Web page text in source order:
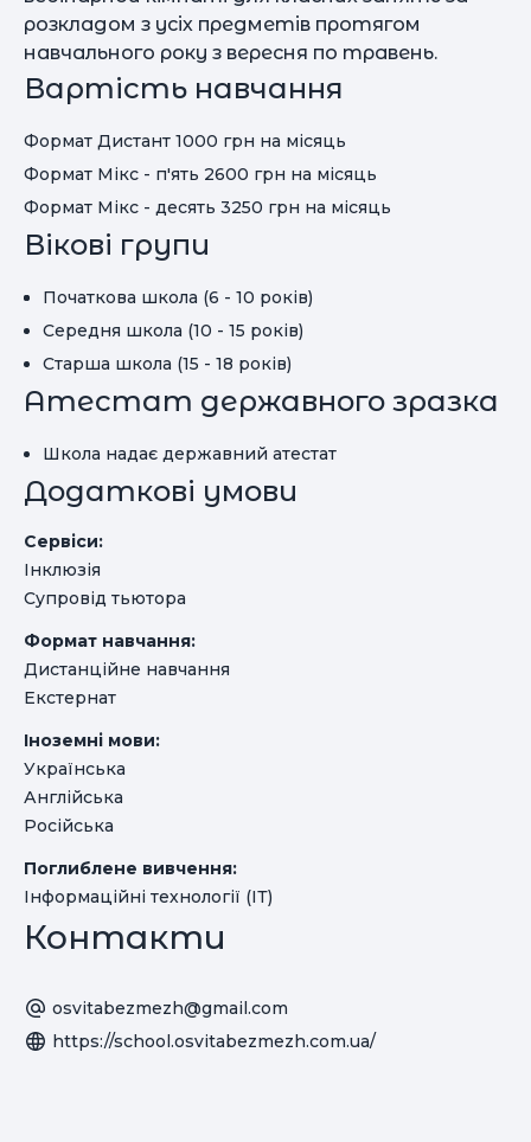
розкладом з усіх предметів протягом
навчального року з вересня по травень.
Вартість навчання
Формат Дистант 1000 грн на місяць
Формат Мікс - п'ять 2600 грн на місяць
Формат Мікс - десять 3250 грн на місяць
Вікові групи
Початкова школа (6 - 10 років)
Середня школа (10 - 15 років)
Старша школа (15 - 18 років)
Атестат державного зразка
Школа надає державний атестат
Додаткові умови
Сервіси:
Інклюзія
Супровід тьютора
Формат навчання:
Дистанційне навчання
Екстернат
Іноземні мови:
Українська
Англійська
Російська
Поглиблене вивчення:
Інформаційні технології (ІТ)
Контакти
osvitabezmezh@gmail.com
https://school.osvitabezmezh.com.ua/